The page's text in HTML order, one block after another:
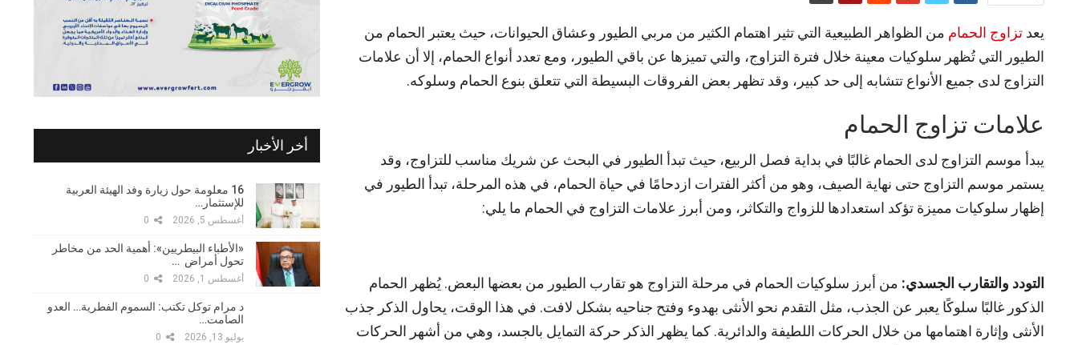
يعد تزاوج الحمام من الظواهر الطبيعية التي تثير اهتمام الكثير من مربي الطيور وعشاق الحيوانات، حيث يعتبر الحمام من
الطيور التي تُظهر سلوكيات معينة خلال فترة التزاوج، والتي تميزها عن باقي الطيور، ومع تعدد أنواع الحمام، إلا أن علامات
التزاوج لدى جميع الأنواع تتشابه إلى حد كبير، وقد تظهر بعض الفروقات البسيطة التي تتعلق بنوع الحمام وسلوكه.
علامات تزاوج الحمام
يبدأ موسم التزاوج لدى الحمام غالبًا في بداية فصل الربيع، حيث تبدأ الطيور في البحث عن شريك مناسب للتزاوج، وقد
يستمر موسم التزاوج حتى نهاية الصيف، وهو من أكثر الفترات ازدحامًا في حياة الحمام، في هذه المرحلة، تبدأ الطيور في
إظهار سلوكيات مميزة تؤكد استعدادها للزواج والتكاثر، ومن أبرز علامات التزاوج في الحمام ما يلي:
التودد والتقارب الجسدي: من أبرز سلوكيات الحمام في مرحلة التزاوج هو تقارب الطيور من بعضها البعض. يُظهر الحمام
الذكور غالبًا سلوكًا يعبر عن الجذب، مثل التقدم نحو الأنثى بهدوء وفتح جناحيه بشكل لافت. في هذا الوقت، يحاول الذكر جذب
الأنثى وإثارة اهتمامها من خلال الحركات اللطيفة والدائرية. كما يظهر الذكر حركة التمايل بالجسد، وهي من أشهر الحركات
أخر الأخبار
16 معلومة حول زيارة وفد الهيئة العربية
للإستثمار…
أغسطس 5, 2026
«الأطباء البيطريين»: أهمية الحد من مخاطر
تحول أمراض …
أغسطس 1, 2026
د مرام توكل تكتب: السموم الفطرية… العدو
الصامت…
يوليو 13, 2026